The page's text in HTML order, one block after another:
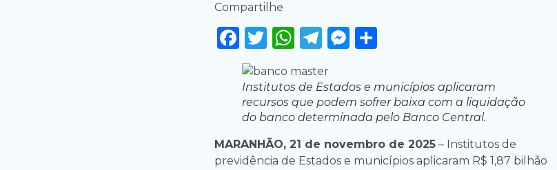
Compartilhe
Facebook
Twitter
WhatsApp
Telegram
Messenger
Institutos de Estados e municípios aplicaram
recursos que podem sofrer baixa com a liquidação
do banco determinada pelo Banco Central.
MARANHÃO, 21 de novembro de 2025 – Institutos de
previdência de Estados e municípios aplicaram R$ 1,87 bilhão